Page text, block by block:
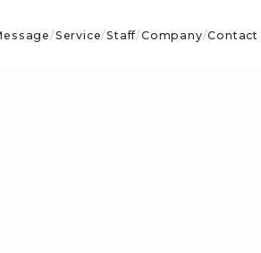
/Service/Staff/Company/Contact